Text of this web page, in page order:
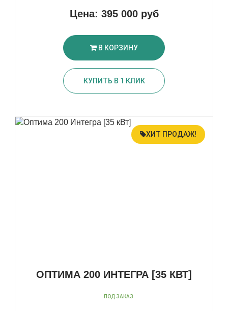
Цена: 395 000 руб
В КОРЗИНУ
КУПИТЬ В 1 КЛИК
ХИТ ПРОДАЖ!
ОПТИМА 200 ИНТЕГРА [35 КВТ]
ПОД ЗАКАЗ